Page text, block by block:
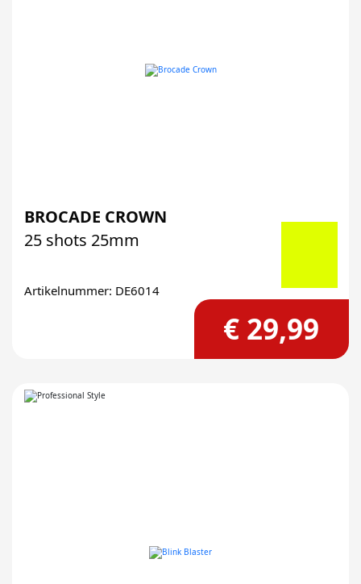
BROCADE CROWN
25 shots 25mm
Artikelnummer: DE6014
€ 29,99